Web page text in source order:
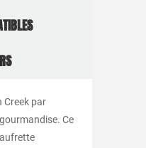
Creek par
Ce